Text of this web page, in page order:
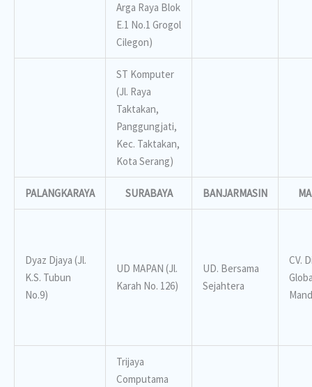
Arga Raya Blok
E.1 No.1 Grogol
Cilegon)
ST Komputer
(Jl. Raya
Taktakan,
Panggungjati,
Kec. Taktakan,
Kota Serang)
PALANGKARAYA SURABAYA BANJARMASIN
Dyaz Djaya (Jl.
K.S. Tubun
No.9)
UD MAPAN (Jl.
Karah No. 126)
UD. Bersama
Sejahtera
CV.
Trijaya
Computama